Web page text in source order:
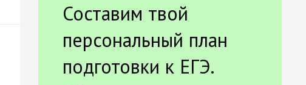
Составим твой
персональный план
подготовки к ЕГЭ.